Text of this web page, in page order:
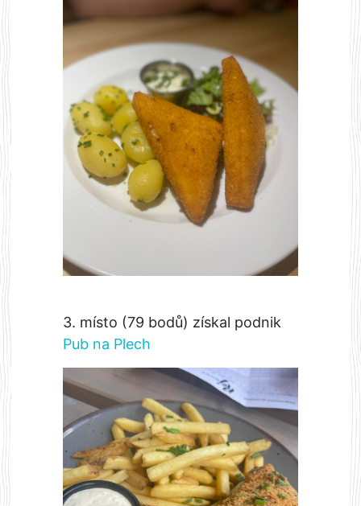
3. místo (79 bodů) získal podnik
Pub na Plech